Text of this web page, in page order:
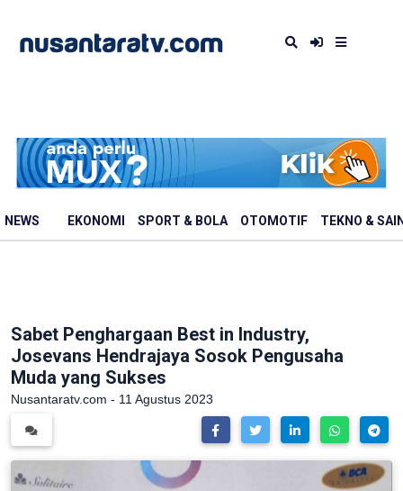
NEWS EKONOMI SPORT & BOLA OTOMOTIF TEKNO &
Sabet Penghargaan Best in Industry,
Josevans Hendrajaya Sosok Pengusaha
Muda yang Sukses
Nusantaratv.com - 11 Agustus 2023